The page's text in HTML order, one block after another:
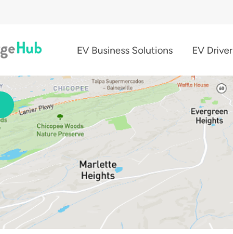
EV Business Solutions EV